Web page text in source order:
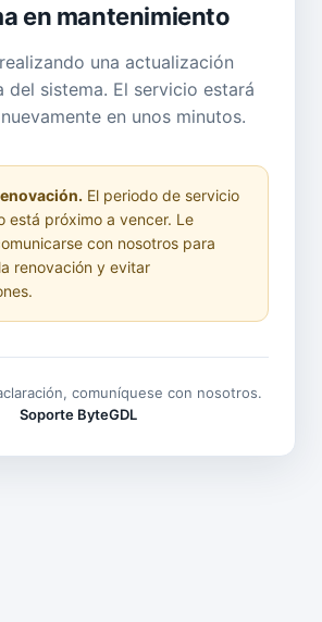
en mantenimiento
una actualización
del sistema. El servicio estará
en unos minutos.
El periodo de servicio
está próximo a vencer. Le
con nosotros para
renovación y evitar
comuníquese con nosotros.
Soporte ByteGDL